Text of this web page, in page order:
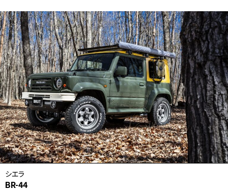
シエラ
BR-44